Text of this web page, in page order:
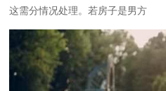
这需分情况处理。若房子是男方